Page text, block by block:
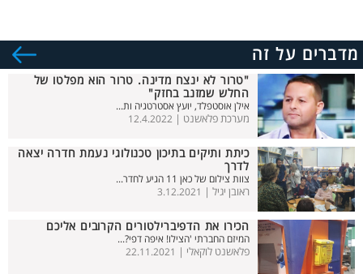
מדברים על זה
"טרור לא ינצח מדינה. טרור הוא מפלטו של
החלש שמזנב בחזק"
אילן אוסטפלד, יועץ אסטרטגיה ות...
מערכת פלאשנט | 12.4.2022
כיתת ותיקים בתיכון טכנולוגי נעמת חדרה יצאה
לדרך
צוות צילום של כאן 11 הגיע לחדר...
ראובן יגיל | 3.12.2021
הכירו את הדפיברילטורים הקרובים אליכם
המיזם החברתי 'הצילו! איפה דפי?...
פלאשנט לוקאלי | 22.11.2021